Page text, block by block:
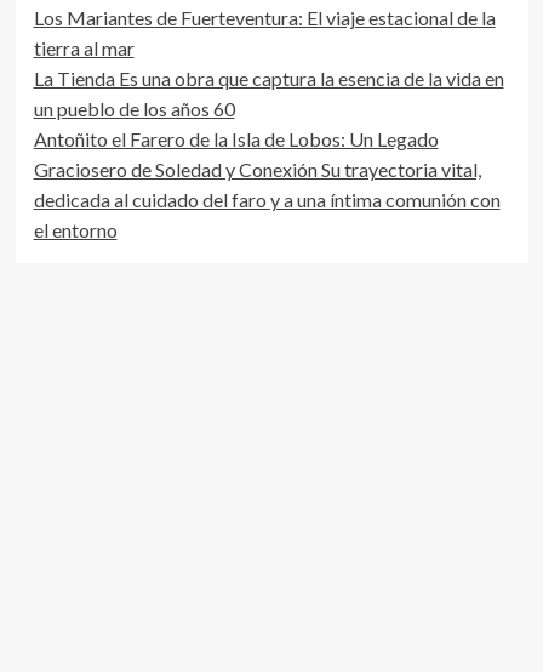
entrevista
al
Pollito
de
Frontera
Los Mariantes de Fuerteventura: El viaje estacional de la
tierra al mar
La Tienda Es una obra que captura la esencia de la vida en
un pueblo de los años 60
Antoñito el Farero de la Isla de Lobos: Un Legado
Graciosero de Soledad y Conexión Su trayectoria vital,
dedicada al cuidado del faro y a una íntima comunión con
el entorno